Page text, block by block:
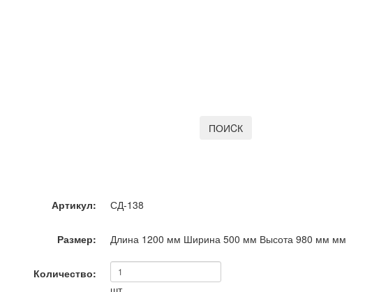
ПОИCК
Артикул: СД-138
Размер: Длина 1200 мм Ширина 500 мм Высота 980 мм мм
Количество:
шт.